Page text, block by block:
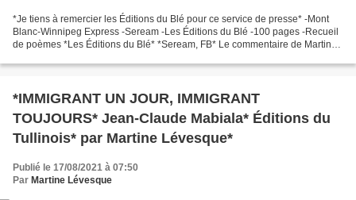
*Je tiens à remercier les Éditions du Blé pour ce service de presse* -Mont
Blanc-Winnipeg Express -Seream -Les Éditions du Blé -100 pages -Recueil
de poèmes *Les Éditions du Blé* *Seream, FB* Le commentaire de Martine :
*IMMIGRANT UN JOUR, IMMIGRANT
TOUJOURS* Jean-Claude Mabiala* Éditions du
Tullinois* par Martine Lévesque*
Publié le 17/08/2021 à 07:50
Par Martine Lévesque